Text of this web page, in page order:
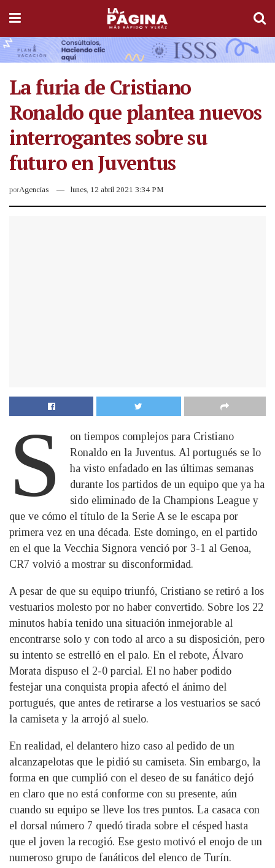
La furia de Cristiano
Ronaldo que plantea nuevos
interrogantes sobre su
futuro en Juventus
porAgencias lunes, 12 abril 2021 3:34 PM
S
on tiempos complejos para Cristiano
Ronaldo en la Juventus. Al portugués se lo
ha visto enfadado en las últimas semanas
durante los partidos de un equipo que ya ha
sido eliminado de la Champions League y
que ve cómo el título de la Serie A se le escapa por
primera vez en una década. Este domingo, en el partido
en el que la Vecchia Signora venció por 3-1 al Genoa,
CR7 volvió a mostrar su disconformidad.
A pesar de que su equipo triunfó, Cristiano se retiró a los
vestuarios molesto por no haber convertido. Sobre los 22
minutos había tenido una situación inmejorable al
encontrarse solo y con todo al arco a su disposición, pero
su intento se estrelló en el palo. En el rebote, Álvaro
Morata dispuso el 2-0 parcial. El no haber podido
festejar una conquista propia afectó el ánimo del
portugués, que antes de retirarse a los vestuarios se sacó
la camiseta y la arrojó al suelo.
En realidad, el delantero hizo caso al pedido de un
alcanzapelotas que le pidió su camiseta. Sin embargo, la
forma en que cumplió con el deseo de su fanático dejó
en claro que no está conforme con su presente, aún
cuando su equipo se lleve los tres puntos. La casaca con
el dorsal número 7 quedó tirada sobre el césped hasta
que el joven la recogió. Ese gesto motivó el enojo de un
numeroso grupo de fanáticos del elenco de Turín.